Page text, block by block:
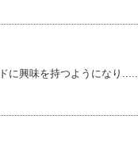
に興味を持つようになり.....